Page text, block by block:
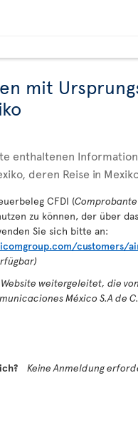
mit
enthaltenen
deren Reise in
CFDI (
zu können, der über
Sie sich bitte an:
customers/
weitergeleitet, die
México S.A de
Keine Anmeldung